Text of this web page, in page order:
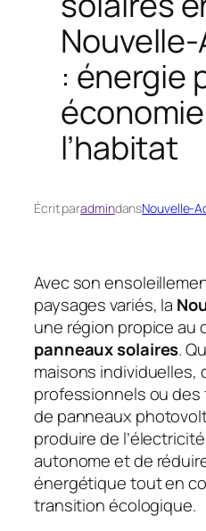
: énergie
l’habitat
Écrit paradmindansNouvelle-
Avec son
paysages variés, la
une région propice au
panneaux solaires.
maisons individuelles,
professionnels ou des
de panneaux
produire de
autonome et de
énergétique tout en
transition écologique.